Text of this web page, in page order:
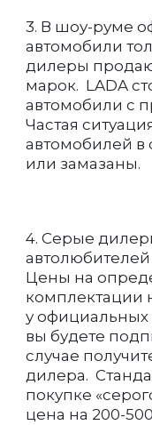
3. В шоу-руме
автомобили
дилеры
марок. LADA
автомобили с
Частая
автомобилей в
или замазаны.
4. Серые
Цены на
комплектации
у официальных
вы будете
случае
дилера.
покупке
цена на 200-